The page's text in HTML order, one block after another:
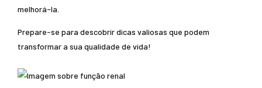
melhorá-la.
Prepare-se para descobrir dicas valiosas que podem
transformar a sua qualidade de vida!